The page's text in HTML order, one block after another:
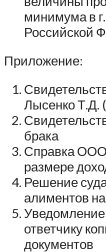
минимума в
Российской
Приложение:
Лысенко Т.Д.
брака
Справка
размере
Решение
алиментов
ответчику
документов